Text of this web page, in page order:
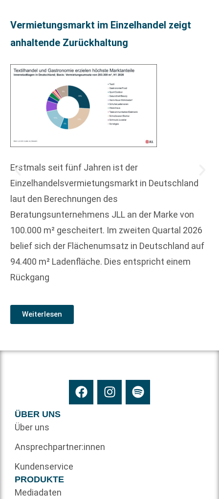
Vermietungsmarkt im Einzelhandel zeigt
anhaltende Zurückhaltung
Erstmals seit fünf Jahren ist der
Einzelhandelsvermietungsmarkt in Deutschland
laut den Berechnungen des
Beratungsunternehmens JLL an der Marke von
100.000 m² gescheitert. Im zweiten Quartal 2026
belief sich der Flächenumsatz in Deutschland auf
94.400 m² Ladenfläche. Dies entspricht einem
Rückgang
Weiterlesen
ÜBER UNS
Über uns
Ansprechpartner:innen
Kundenservice
PRODUKTE
Mediadaten